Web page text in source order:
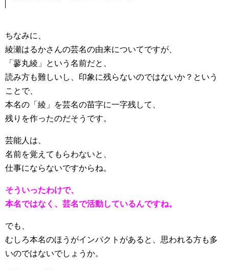
ちなみに、
綾瀬はるかさんの芸名の由来についてですが、
「蓼丸綾」という名前だと、
読み方も難しいし、印象に残らないのではないか？という
ことで、
本名の「綾」を芸名の苗字に一字残して、
残りを作ったのだそうです。
芸能人は、
名前を覚えてもらわないと、
仕事にならないですからね。
そういったわけで、
本名ではなく、芸名で活動しているんですね。
でも、
むしろ本名のほうがインパクトがあると、思われる方も多
いのではないでしょうか。